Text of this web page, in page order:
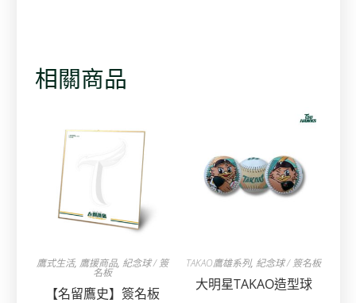
相關商品
鷹式生活, 鷹援商品, 紀念球 / 簽
名板
【名留鷹史】簽名板
TAKAO鷹雄系列, 紀念球 / 簽名板
大明星TAKAO造型球